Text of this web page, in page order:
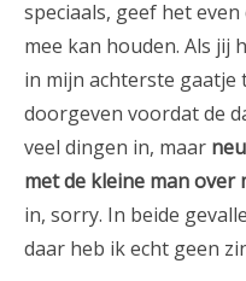
speciaals, geef het
mee kan houden. Als jij
in mijn achterste gaatje
doorgeven voordat de
veel dingen in, maar
met de kleine man over
in, sorry. In beide
daar heb ik echt geen